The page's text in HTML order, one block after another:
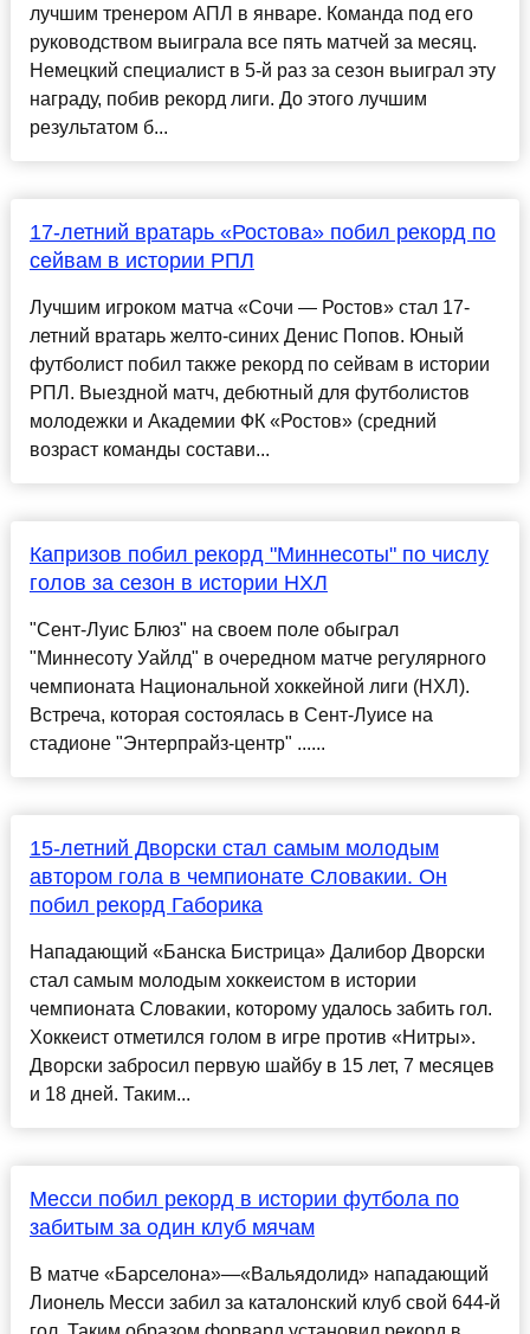
лучшим тренером АПЛ в январе. Команда под его
руководством выиграла все пять матчей за месяц.
Немецкий специалист в 5-й раз за сезон выиграл эту
награду, побив рекорд лиги. До этого лучшим
результатом б...
17-летний вратарь «Ростова» побил рекорд по
сейвам в истории РПЛ
Лучшим игроком матча «Сочи — Ростов» стал 17-
летний вратарь желто-синих Денис Попов. Юный
футболист побил также рекорд по сейвам в истории
РПЛ. Выездной матч, дебютный для футболистов
молодежки и Академии ФК «Ростов» (средний
возраст команды состави...
Капризов побил рекорд "Миннесоты" по числу
голов за сезон в истории НХЛ
"Сент-Луис Блюз" на своем поле обыграл
"Миннесоту Уайлд" в очередном матче регулярного
чемпионата Национальной хоккейной лиги (НХЛ).
Встреча, которая состоялась в Сент-Луисе на
стадионе "Энтерпрайз-центр" ......
15-летний Дворски стал самым молодым
автором гола в чемпионате Словакии. Он
побил рекорд Габорика
Нападающий «Банска Бистрица» Далибор Дворски
стал самым молодым хоккеистом в истории
чемпионата Словакии, которому удалось забить гол.
Хоккеист отметился голом в игре против «Нитры».
Дворски забросил первую шайбу в 15 лет, 7 месяцев
и 18 дней. Таким...
Месси побил рекорд в истории футбола по
забитым за один клуб мячам
В матче «Барселона»—«Вальядолид» нападающий
Лионель Месси забил за каталонский клуб свой 644-й